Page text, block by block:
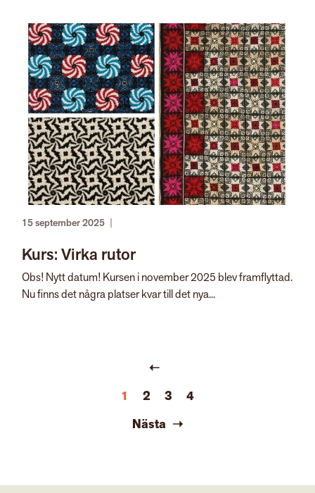
15 september 2025 |
Kurs: Virka rutor
Obs! Nytt datum! Kursen i november 2025 blev framflyttad.
Nu finns det några platser kvar till det nya...
1 2 3
4
Nästa